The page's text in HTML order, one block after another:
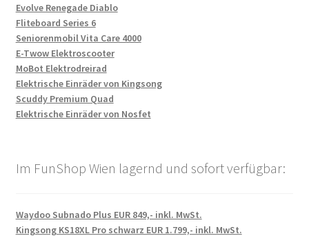
Evolve Renegade Diablo
Fliteboard Series 6
Seniorenmobil Vita Care 4000
E-Twow Elektroscooter
MoBot Elektrodreirad
Elektrische Einräder von Kingsong
Scuddy Premium Quad
Elektrische Einräder von Nosfet
Im FunShop Wien lagernd und sofort verfügbar:
Waydoo Subnado Plus EUR 849,- inkl. MwSt.
Kingsong KS18XL Pro schwarz EUR 1.799,- inkl. MwSt.